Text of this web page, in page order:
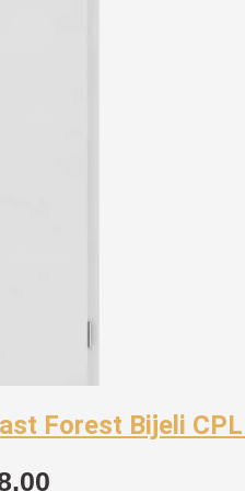
Forest Bijeli